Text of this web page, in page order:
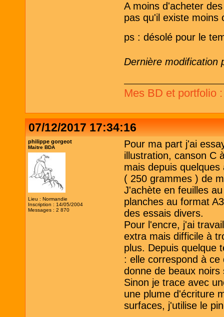
A moins d'acheter
pas qu'il existe moins
ps : désolé pour le
Dernière modification
Mes BD et portfolio
07/12/2017 17:34:16
philippe gorgeot
Maitre BDA
Lieu : Normandie
Inscription : 14/05/2004
Messages : 2 870
Pour ma part j'ai
illustration, canson C
mais depuis
( 250 grammes ) de
J'achète en feuilles
planches au format
des essais divers.
Pour l'encre, j'ai
extra mais difficile à
plus. Depuis quelque
: elle correspond à
donne de beaux noirs
Sinon je trace avec
une plume d'écriture
surfaces, j'utilise le